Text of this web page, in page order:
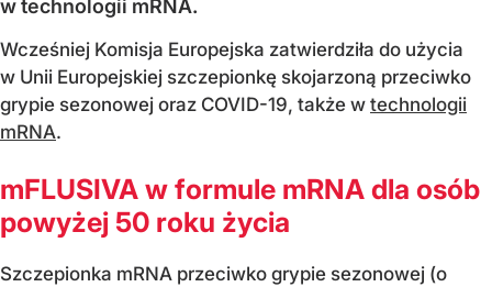
w technologii mRNA.
Wcześniej Komisja Europejska zatwierdziła do użycia
w Unii Europejskiej szczepionkę skojarzoną przeciwko
grypie sezonowej oraz COVID-19, także w technologii
mRNA.
mFLUSIVA w formule mRNA dla osób
powyżej 50 roku życia
Szczepionka mRNA przeciwko grypie sezonowej (o